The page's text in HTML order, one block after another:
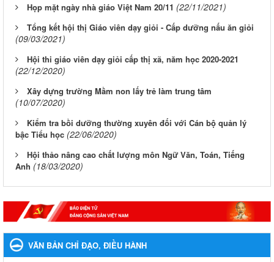
Họp mặt ngày nhà giáo Việt Nam 20/11 (22/11/2021)
Tổng kết hội thị Giáo viên dạy giỏi - Cấp dưỡng nấu ăn giỏi
(09/03/2021)
Hội thi giáo viên dạy giỏi cấp thị xã, năm học 2020-2021
(22/12/2020)
Xây dựng trường Mầm non lấy trẻ làm trung tâm
(10/07/2020)
Kiểm tra bồi dưỡng thường xuyên đối với Cán bộ quản lý
bậc Tiểu học (22/06/2020)
Hội thảo nâng cao chất lượng môn Ngữ Văn, Toán, Tiếng
Anh (18/03/2020)
VĂN BẢN CHỈ ĐẠO, ĐIỀU HÀNH